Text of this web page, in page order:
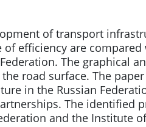
of transport
efficiency are compared
The graphical
road surface. The
in the Russian
The identified
and the Institute